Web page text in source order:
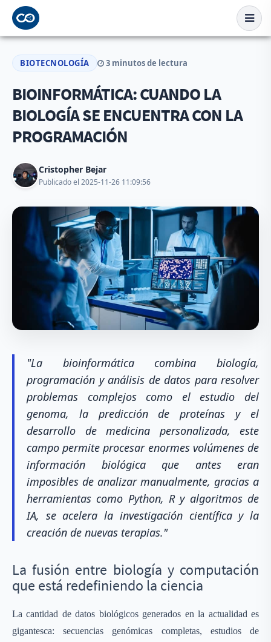
BIOTECNOLOGÍA 3 minutos de lectura
BIOINFORMÁTICA: CUANDO LA
BIOLOGÍA SE ENCUENTRA CON LA
PROGRAMACIÓN
Cristopher Bejar
Publicado el 2025-11-26 11:09:56
"La bioinformática combina biología,
programación y análisis de datos para resolver
problemas complejos como el estudio del
genoma, la predicción de proteínas y el
desarrollo de medicina personalizada, este
campo permite procesar enormes volúmenes de
información biológica que antes eran
imposibles de analizar manualmente, gracias a
herramientas como Python, R y algoritmos de
IA, se acelera la investigación científica y la
creación de nuevas terapias."
La fusión entre biología y computación
que está redefiniendo la ciencia
La cantidad de datos biológicos generados en la actualidad es
gigantesca: secuencias genómicas completas, estudios de